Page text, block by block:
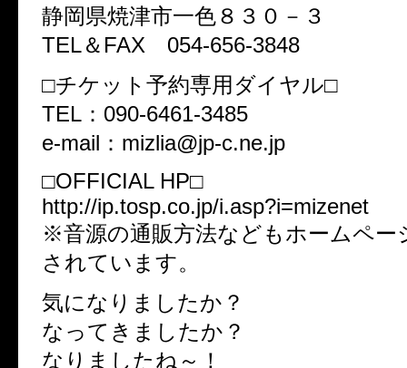
静岡県焼津市一色８３０－３
TEL＆FAX 054-656-3848
□チケット予約専用ダイヤル□
TEL：090-6461-3485
e-mail：mizlia@jp-c.ne.jp
□OFFICIAL HP□
http://ip.tosp.co.jp/i.asp?i=mizenet
※音源の通販方法などもホームペー
されています。
気になりましたか？
なってきましたか？
なりましたね～！